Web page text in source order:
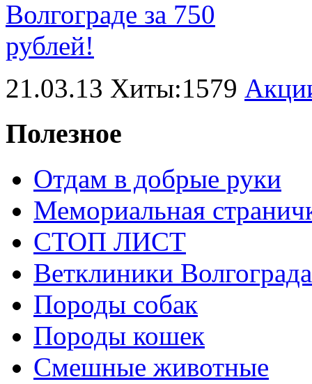
21.03.13 Хиты:1579
Полезное
Отдам в добрые руки
Мемориальная
СТОП ЛИСТ
Ветклиники Волгограда
Породы собак
Породы кошек
Смешные животные